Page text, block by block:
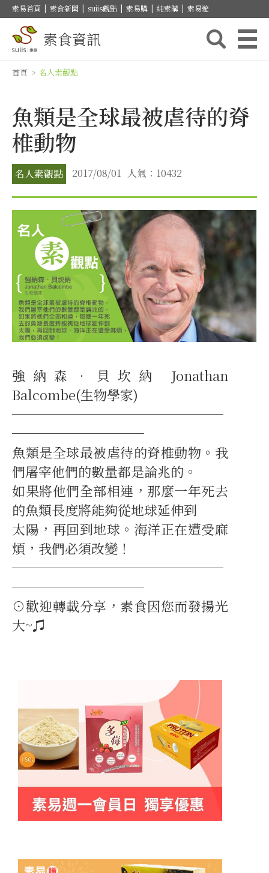
素易首頁 | 素食新聞 | suiis觀點 | 素易購 | 純素購 | 素易遊
素食資訊
首頁 > 名人素觀點
魚類是全球最被虐待的脊
椎動物
名人素觀點 2017/08/01 人氣：10432
強納森‧貝坎納 Jonathan
Balcombe(生物學家)
────────────────
──────────
魚類是全球最被虐待的脊椎動物。我
們屠宰他們的數量都是論兆的。
如果將他們全部相連，那麼一年死去
的魚類長度將能夠從地球延伸到
太陽，再回到地球。海洋正在遭受麻
煩，我們必須改變！
────────────────
──────────
⊙歡迎轉載分享，素食因您而發揚光
大~♫